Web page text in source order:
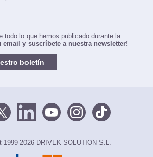
todo lo que hemos publicado durante la
email y suscríbete a nuestra newsletter!
boletín
1999-2026 DRIVEK SOLUTION S.L.